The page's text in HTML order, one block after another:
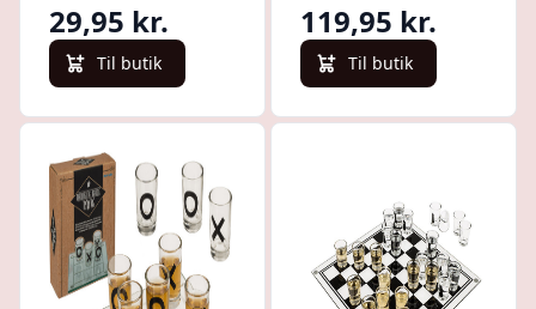
29,95 kr.
Til butik
119,95 kr.
Til butik